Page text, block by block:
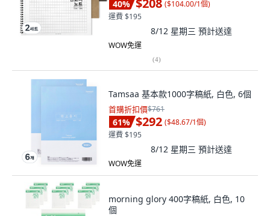
40% $208 ($104.00/1個)
運費 $195
8/12 星期三 預計送達
WOW免運
(4)
Tamsaa 基本款1000字稿紙, 白色, 6個
首購折扣價$761
61% $292 ($48.67/1個)
運費 $195
8/12 星期三 預計送達
WOW免運
morning glory 400字稿紙, 白色, 10
個